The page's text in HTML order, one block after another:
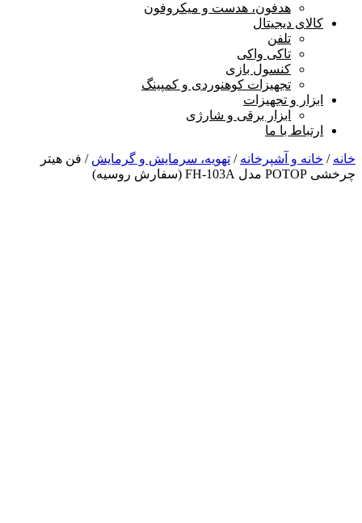
هدفون، هدست و میکروفون
کالای دیجیتال
تلفن
تاکی واکی
کنسول بازی
تجهیزات کوهنوردی و کمپینگ
ابزار و تجهیزات
ابزار برقی و شارژی
ارتباط با ما
خانه / خانه و آشپرخانه / تهویه، سرمایش و گرمایش / فن هیتر
چرخشی POTOP مدل FH-103A (سفارش روسیه)